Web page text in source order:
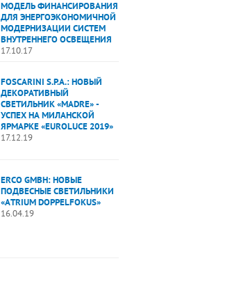
МОДЕЛЬ ФИНАНСИРОВАНИЯ
ДЛЯ ЭНЕРГОЭКОНОМИЧНОЙ
МОДЕРНИЗАЦИИ СИСТЕМ
ВНУТРЕННЕГО ОСВЕЩЕНИЯ
17.10.17
FOSCARINI S.P.A.: НОВЫЙ
ДЕКОРАТИВНЫЙ
СВЕТИЛЬНИК «MADRE» -
УСПЕХ НА МИЛАНСКОЙ
ЯРМАРКЕ «EUROLUCE 2019»
17.12.19
ERCO GMBH: НОВЫЕ
ПОДВЕСНЫЕ СВЕТИЛЬНИКИ
«ATRIUM DOPPELFOKUS»
16.04.19